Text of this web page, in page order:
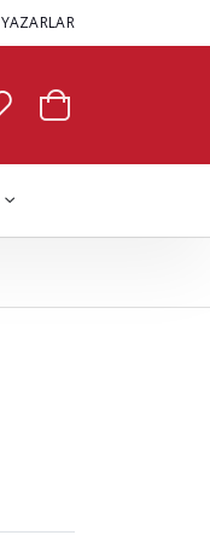
YAZARLAR